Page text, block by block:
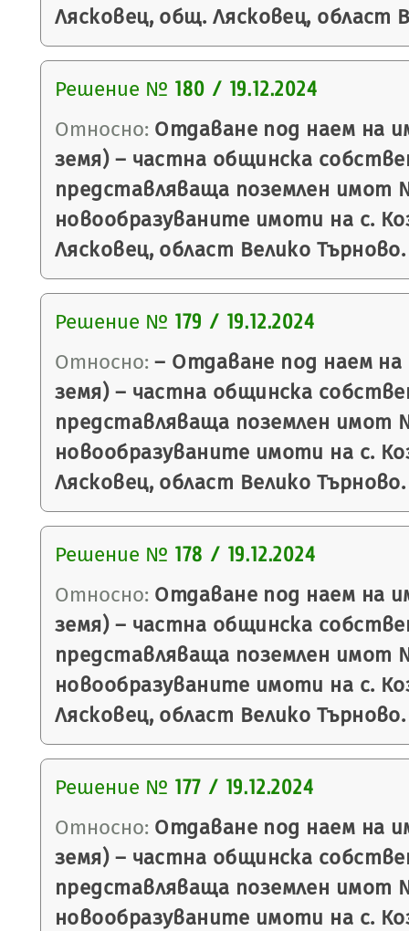
Лясковец, общ. Лясковец, област
Решение № 180 / 19.12.2024
Относно: Отдаване под наем на
земя) – частна общинска
представляваща поземлен имот
новообразуваните имоти на с.
Лясковец, област Велико Търново.
Решение № 179 / 19.12.2024
Относно: – Отдаване под наем на
земя) – частна общинска
представляваща поземлен имот
новообразуваните имоти на с.
Лясковец, област Велико Търново.
Решение № 178 / 19.12.2024
Относно: Отдаване под наем на
земя) – частна общинска
представляваща поземлен имот
новообразуваните имоти на с.
Лясковец, област Велико Търново.
Решение № 177 / 19.12.2024
Относно: Отдаване под наем на
земя) – частна общинска
представляваща поземлен имот
новообразуваните имоти на с.